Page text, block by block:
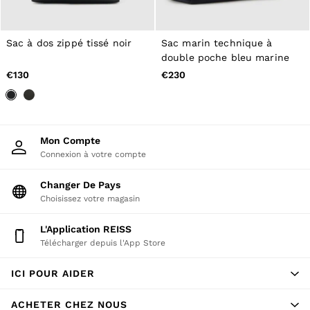
Bags & Wallets
Hats, Gloves & Scarves
Leather & Suede
CHILDREN
Shirts
T-Shirts & Polo Shirts
Knitwear
Jackets & Coats
Trousers & Jeans
All Boys'
Sac à dos zippé tissé noir
€130
Sac marin technique à
double poche bleu marine
€230
Mon Compte
Connexion à votre compte
Changer De Pays
Choisissez votre magasin
L'application REISS
Télécharger depuis l'App Store
ICI POUR AIDER
ACHETER CHEZ NOUS